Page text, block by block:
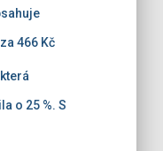
466 Kč
o 25 %. S